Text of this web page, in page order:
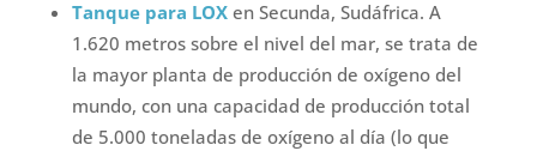
Tanque para LOX en Secunda, Sudáfrica. A
1.620 metros sobre el nivel del mar, se trata de
la mayor planta de producción de oxígeno del
mundo, con una capacidad de producción total
de 5.000 toneladas de oxígeno al día (lo que